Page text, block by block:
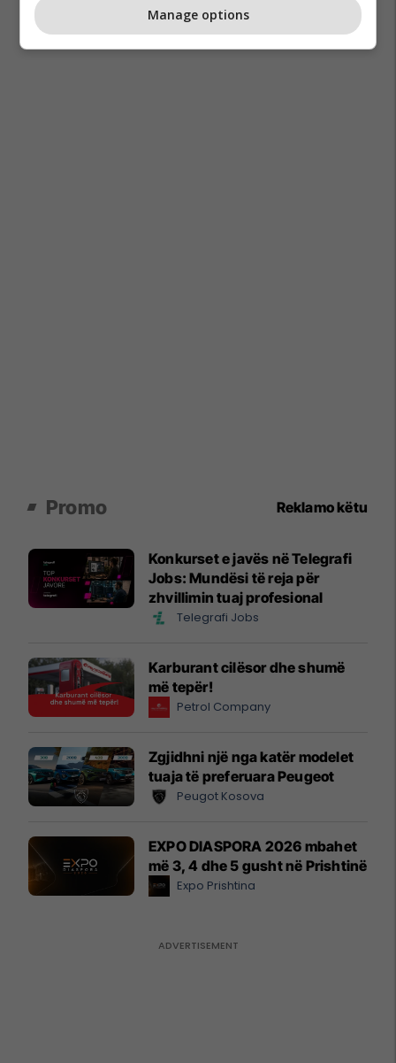
Promo Reklamo këtu
Konkurset e javës në Telegrafi
Jobs: Mundësi të reja për
zhvillimin tuaj profesional
Telegrafi Jobs
Karburant cilësor dhe shumë
më tepër!
Petrol Company
Zgjidhni një nga katër modelet
tuaja të preferuara Peugeot
Peugot Kosova
EXPO DIASPORA 2026 mbahet
më 3, 4 dhe 5 gusht në Prishtinë
Expo Prishtina
Manage options